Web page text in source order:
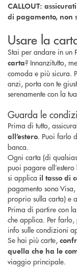
CALLOUT:
di pagamento, non
Usare la
Stai per andare in un
carta? Innanzitutto,
comoda e più sicura.
anzi, porta con te
serenamente con la
Guarda le
Prima di tutto,
all’estero. Puoi farlo
banca.
Ogni carta (di
puoi pagare
si applica il tasso di
pagamento sono
proprio sulla carta) e
Prima di partire con
che applica. Per farlo,
info sulle condizioni
Se hai più carte,
quella che ha le
viaggio principale.